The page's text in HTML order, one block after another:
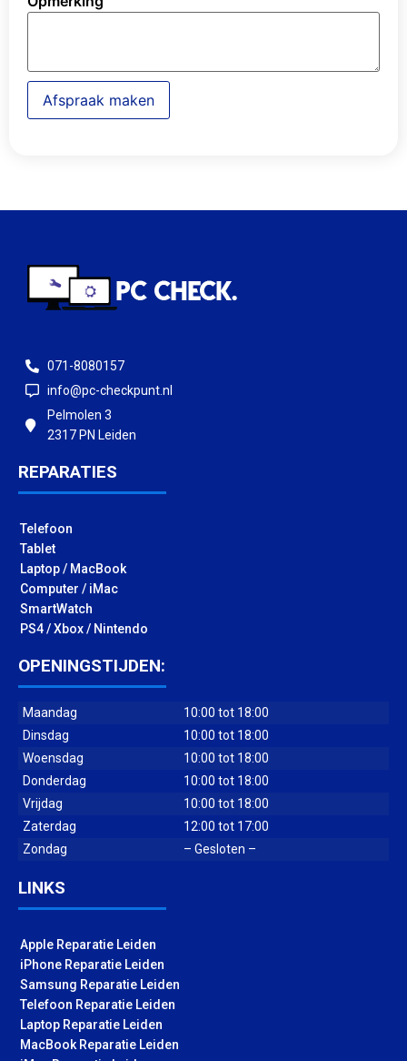
Afspraak maken
071-8080157
info@pc-checkpunt.nl
Pelmolen 3
2317 PN Leiden
REPARATIES
Telefoon
Tablet
Laptop / MacBook
Computer / iMac
SmartWatch
PS4 / Xbox / Nintendo
OPENINGSTIJDEN:
Maandag
10:00 tot 18:00
Dinsdag
10:00 tot 18:00
Woensdag
10:00 tot 18:00
Donderdag
10:00 tot 18:00
Vrijdag
10:00 tot 18:00
Zaterdag
12:00 tot 17:00
Zondag
– Gesloten –
LINKS
Apple Reparatie Leiden
iPhone Reparatie Leiden
Samsung Reparatie Leiden
Telefoon Reparatie Leiden
Laptop Reparatie Leiden
MacBook Reparatie Leiden